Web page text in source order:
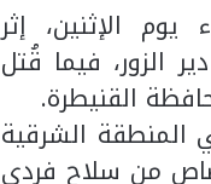
الإثنين، إثر
فيما قُتل
القنيطرة.
المنطقة الشرقية
من سلاح فردي